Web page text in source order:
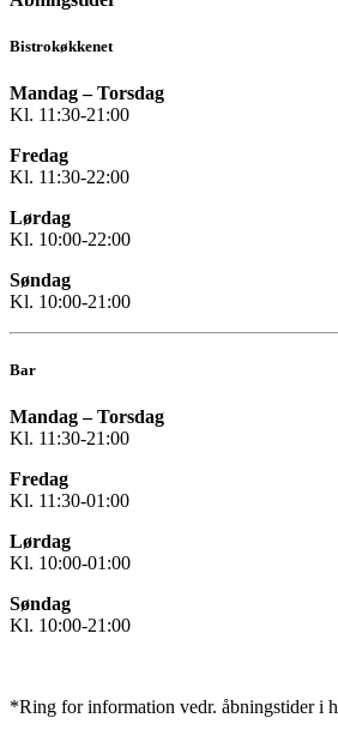
Bistrokøkkenet
Mandag – Torsdag
Kl. 11:30-21:00
Fredag
Kl. 11:30-22:00
Lørdag
Kl. 10:00-22:00
Søndag
Kl. 10:00-21:00
Bar
Mandag – Torsdag
Kl. 11:30-21:00
Fredag
Kl. 11:30-01:00
Lørdag
Kl. 10:00-01:00
Søndag
Kl. 10:00-21:00
*Ring for information vedr. åbningstider i